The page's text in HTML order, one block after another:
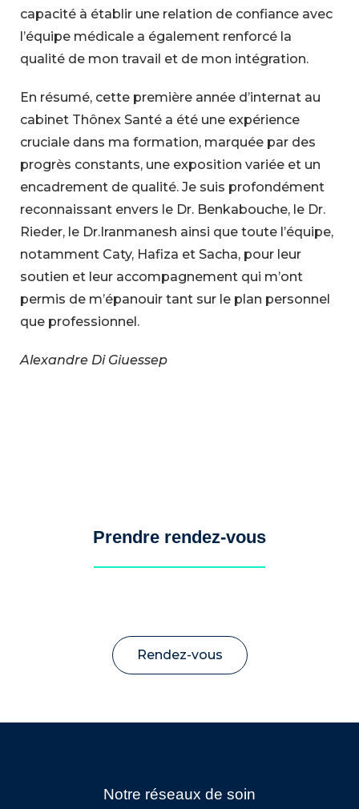
capacité à établir une relation de confiance avec
l’équipe médicale a également renforcé la
qualité de mon travail et de mon intégration.
En résumé, cette première année d’internat au
cabinet Thônex Santé a été une expérience
cruciale dans ma formation, marquée par des
progrès constants, une exposition variée et un
encadrement de qualité. Je suis profondément
reconnaissant envers le Dr. Benkabouche, le Dr.
Rieder, le Dr.Iranmanesh ainsi que toute l’équipe,
notamment Caty, Hafiza et Sacha, pour leur
soutien et leur accompagnement qui m’ont
permis de m’épanouir tant sur le plan personnel
que professionnel.
Alexandre Di Giuessep
Prendre rendez-vous
Rendez-vous
Notre réseaux de soin